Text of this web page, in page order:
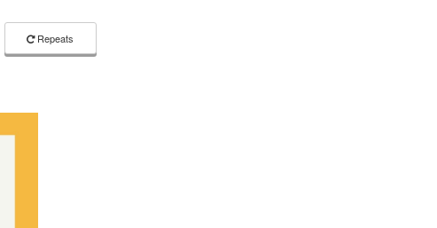
Repeats